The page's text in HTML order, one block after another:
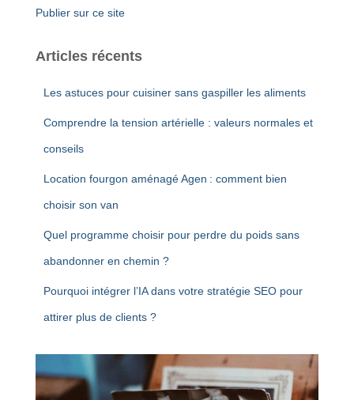
Publier sur ce site
Articles récents
Les astuces pour cuisiner sans gaspiller les aliments
Comprendre la tension artérielle : valeurs normales et
conseils
Location fourgon aménagé Agen : comment bien
choisir son van
Quel programme choisir pour perdre du poids sans
abandonner en chemin ?
Pourquoi intégrer l’IA dans votre stratégie SEO pour
attirer plus de clients ?